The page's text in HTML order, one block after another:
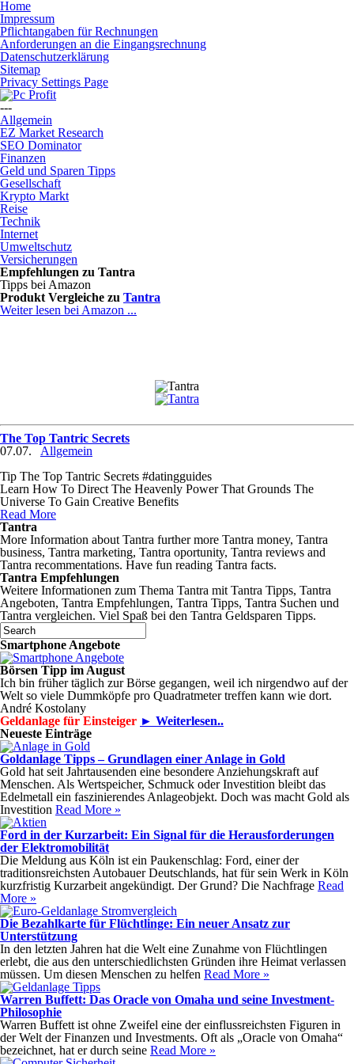
Home
Impressum
Pflichtangaben für Rechnungen
Anforderungen an die Eingangsrechnung
Datenschutzerklärung
Sitemap
Privacy Settings Page
---
Allgemein
EZ Market Research
SEO Dominator
Finanzen
Geld und Sparen Tipps
Gesellschaft
Krypto Markt
Reise
Technik
Internet
Umweltschutz
Versicherungen
Empfehlungen zu Tantra
Tipps bei Amazon
Produkt Vergleiche zu Tantra
Weiter lesen bei Amazon ...
The Top Tantric Secrets
07.07.
Allgemein
Tip The Top Tantric Secrets #datingguides
Learn How To Direct The Heavenly Power That Grounds The
Universe To Gain Creative Benefits
Read More
Tantra
More Information about Tantra further more Tantra money, Tantra
business, Tantra marketing, Tantra oportunity, Tantra reviews and
Tantra recommentations. Have fun reading Tantra facts.
Tantra Empfehlungen
Weitere Informationen zum Thema Tantra mit Tantra Tipps, Tantra
Angeboten, Tantra Empfehlungen, Tantra Tipps, Tantra Suchen und
Tantra vergleichen. Viel Spaß bei den Tantra Geldsparen Tipps.
Smartphone Angebote
Börsen Tipp im August
Ich bin früher täglich zur Börse gegangen, weil ich nirgendwo auf der
Welt so viele Dummköpfe pro Quadrat­meter treffen kann wie dort.
André Kostolany
Geldanlage für Einsteiger ► Weiterlesen..
Neueste Einträge
Goldanlage Tipps – Grundlagen einer Anlage in Gold
Gold hat seit Jahrtausenden eine besondere Anziehungskraft auf
Menschen. Als Wertspeicher, Schmuck oder Investition bleibt das
Edelmetall ein faszinierendes Anlageobjekt. Doch was macht Gold als
Investition Read More »
Ford in der Kurzarbeit: Ein Signal für die Herausforderungen
der Elektromobilität
Die Meldung aus Köln ist ein Paukenschlag: Ford, einer der
traditionsreichsten Autobauer Deutschlands, hat für sein Werk in Köln
kurzfristig Kurzarbeit angekündigt. Der Grund? Die Nachfrage Read
More »
Die Bezahlkarte für Flüchtlinge: Ein neuer Ansatz zur
Unterstützung
In den letzten Jahren hat die Welt eine Zunahme von Flüchtlingen
erlebt, die aus den unterschiedlichsten Gründen ihre Heimat verlassen
müssen. Um diesen Menschen zu helfen Read More »
Warren Buffett: Das Oracle von Omaha und seine Investment-
Philosophie
Warren Buffett ist ohne Zweifel eine der einflussreichsten Figuren in
der Welt der Finanzen und Investments. Oft als „Oracle von Omaha“
bezeichnet, hat er durch seine Read More »